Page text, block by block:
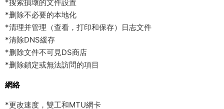
*搜索損壞的文件設置
*删除不必要的本地化
*清理并管理（查看，打印和保存）日志文件
*清除DNS緩存
*删除文件不可見DS商店
*删除鎖定或無法訪問的項目
網絡
*更改速度，雙工和MTU網卡